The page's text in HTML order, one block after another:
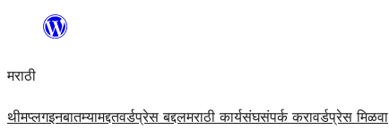
सामुग्रीवर
मराठी
थीमप्लगइनबातम्यामद्दतवर्डप्रेस बद्दलमराठी कार्यसंघसंपर्क करावर्डप्रेस मिळवा